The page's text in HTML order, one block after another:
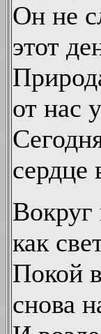
Он не
этот
от нас
сердце
Вокруг
как
Покой
снова